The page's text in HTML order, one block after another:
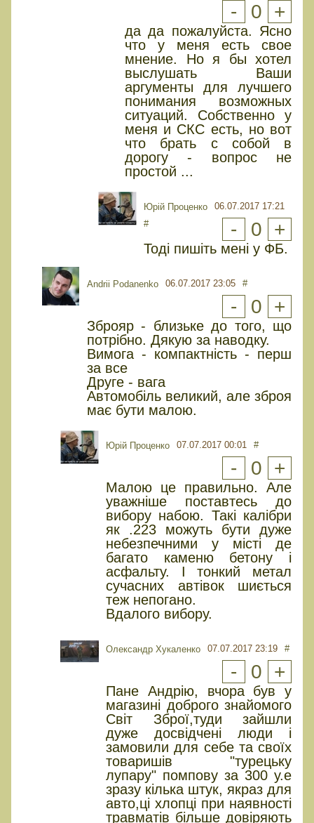
- 0 +
да да пожалуйста. Ясно
что у меня есть свое
мнение. Но я бы хотел
выслушать Ваши
аргументы для лучшего
понимания возможных
ситуаций. Собственно у
меня и СКС есть, но вот
что брать с собой в
дорогу - вопрос не
простой ...
Юрiй Проценко
06.07.2017 17:21
#
- 0 +
Тоді пишіть мені у ФБ.
Andrii Podanenko 06.07.2017 23:05 #
- 0 +
Зброяр - близьке до того, що
потрібно. Дякую за наводку.
Вимога - компактність - перш
за все
Друге - вага
Автомобіль великий, але зброя
має бути малою.
Юрiй Проценко 07.07.2017 00:01 #
- 0 +
Малою це правильно. Але
уважніше поставтесь до
вибору набою. Такі калібри
як .223 можуть бути дуже
небезпечними у місті де
багато каменю бетону і
асфальту. І тонкий метал
сучасних автівок шиється
теж непогано.
Вдалого вибору.
Олександр Хукаленко 07.07.2017 23:19 #
- 0 +
Пане Андрію, вчора був у
магазині доброго знайомого
Світ Зброї,туди зайшли
дуже досвідчені люди і
замовили для себе та своїх
товаришів "турецьку
лупару" помпову за 300 у.е
зразу кілька штук, якраз для
авто,ці хлопці при наявності
травматів більше довіряють